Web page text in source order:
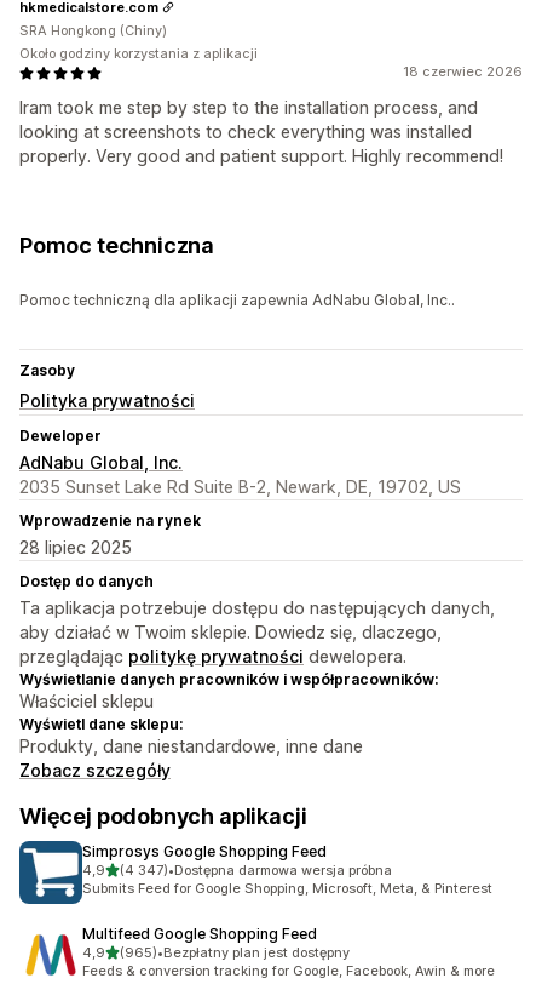
18 czerwiec 2026
Iram took me step by step to the installation process, and
looking at screenshots to check everything was installed
properly. Very good and patient support. Highly recommend!
hkmedicalstore.com
SRA Hongkong (Chiny)
Około godziny korzystania z aplikacji
Pomoc techniczna
Pomoc techniczną dla aplikacji zapewnia AdNabu Global, Inc..
Zasoby
Polityka prywatności
Deweloper
AdNabu Global, Inc.
2035 Sunset Lake Rd Suite B-2, Newark, DE, 19702, US
Wprowadzenie na rynek
28 lipiec 2025
Dostęp do danych
Ta aplikacja potrzebuje dostępu do następujących danych,
aby działać w Twoim sklepie. Dowiedz się, dlaczego,
przeglądając politykę prywatności dewelopera.
Wyświetlanie danych pracowników i współpracowników:
Właściciel sklepu
Wyświetl dane sklepu:
Produkty, dane niestandardowe, inne dane
Zobacz szczegóły
Więcej podobnych aplikacji
Simprosys Google Shopping Feed
4,9na 5 gwiazdek
(4 347)
Łączna liczba recenzji: 4347
•Dostępna darmowa wersja próbna
Submits Feed for Google Shopping, Microsoft, Meta, & Pinterest
Multifeed Google Shopping Feed
4,9na 5 gwiazdek
(965)
Łączna liczba recenzji: 965
•Bezpłatny plan jest dostępny
Feeds & conversion tracking for Google, Facebook, Awin & more